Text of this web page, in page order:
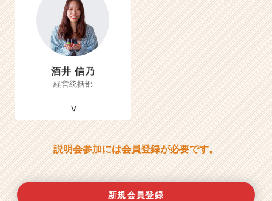
酒井 信乃
経営統括部
説明会参加には会員登録が必要です。
新規会員登録